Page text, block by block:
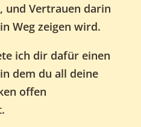
und Vertrauen darin
Weg zeigen wird.
ich dir dafür einen
dem du all deine
offen